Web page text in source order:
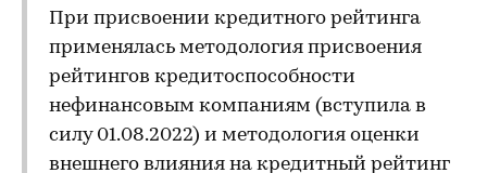
При присвоении кредитного рейтинга
применялась методология присвоения
рейтингов кредитоспособности
нефинансовым компаниям (вступила в
силу 01.08.2022) и методология оценки
внешнего влияния на кредитный рейтинг